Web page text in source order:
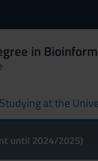
in
Studying at the
until 2024/2025)